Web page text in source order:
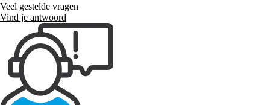
Veel gestelde vragen
Vind je antwoord